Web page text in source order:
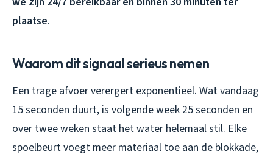
plaatse.
Waarom dit signaal serieus nemen
Een trage afvoer verergert exponentieel. Wat vandaag
15 seconden duurt, is volgende week 25 seconden en
over twee weken staat het water helemaal stil. Elke
spoelbeurt voegt meer materiaal toe aan de blokkade,